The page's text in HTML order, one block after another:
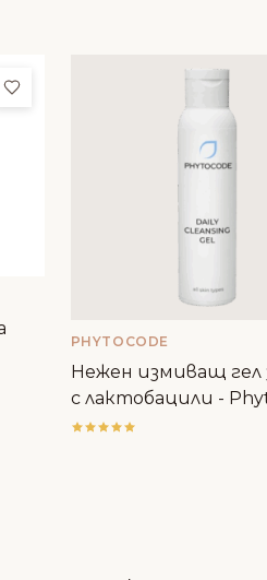
Добави в любими
PHYTOCODE
Нежен измиващ гел
с лактобацили -